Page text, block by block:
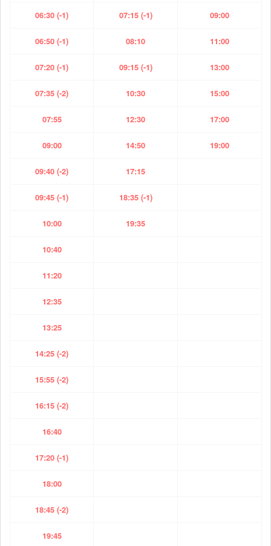
06:30 (-1) 07:15 (-1) 09:00
06:50 (-1) 08:10 11:00
07:20 (-1) 09:15 (-1) 13:00
07:35 (-2) 10:30 15:00
07:55 12:30 17:00
09:00 14:50 19:00
09:40 (-2) 17:15
09:45 (-1) 18:35 (-1)
10:00 19:35
10:40
11:20
12:35
13:25
14:25 (-2)
15:55 (-2)
16:15 (-2)
16:40
17:20 (-1)
18:00
18:45 (-2)
19:45